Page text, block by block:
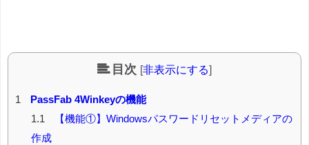
目次 [非表示にする]
1
PassFab 4Winkeyの機能
1.1
【機能①】Windowsパスワードリセットメディアの
作成